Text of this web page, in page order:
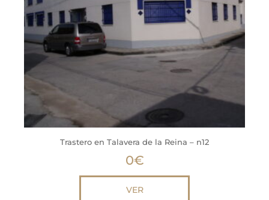
Trastero en Talavera de la Reina – n12
0€
VER